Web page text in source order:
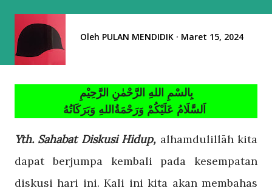
Oleh PULAN MENDIDIK Maret 15, 2024
بِالسْمِ اللهِ الرَّحْمٰنِ الرَّحِيْمِ
اَلسَّلَامُ عَلَيْكُمْ وَرَحْمَةُاللهِ وَبَرَكَاتُهُ
Yth. Sahabat Diskusi Hidup, alhamdulillāh kita
dapat berjumpa kembali pada kesempatan
diskusi hari ini. Kali ini kita akan membahas